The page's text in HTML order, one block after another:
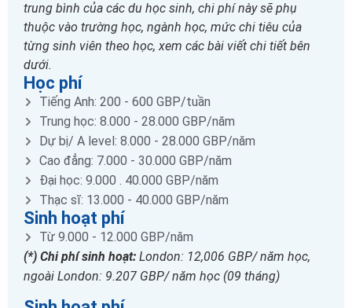
trung bình của các du học sinh, chi phí này sẽ phụ
thuộc vào trường học, ngành học, mức chi tiêu của
từng sinh viên theo học, xem các bài viết chi tiết bên
dưới.
Học phí
Tiếng Anh: 200 - 600 GBP/tuần
Trung học: 8.000 - 28.000 GBP/năm
Dự bị/ A level: 8.000 - 28.000 GBP/năm
Cao đẳng: 7.000 - 30.000 GBP/năm
Đại học: 9.000 . 40.000 GBP/năm
Thạc sĩ: 13.000 - 40.000 GBP/năm
Sinh hoạt phí
Từ 9.000 - 12.000 GBP/năm
(*) Chi phí sinh hoạt: London: 12,006 GBP/ năm học,
ngoài London: 9.207 GBP/ năm học (09 tháng)